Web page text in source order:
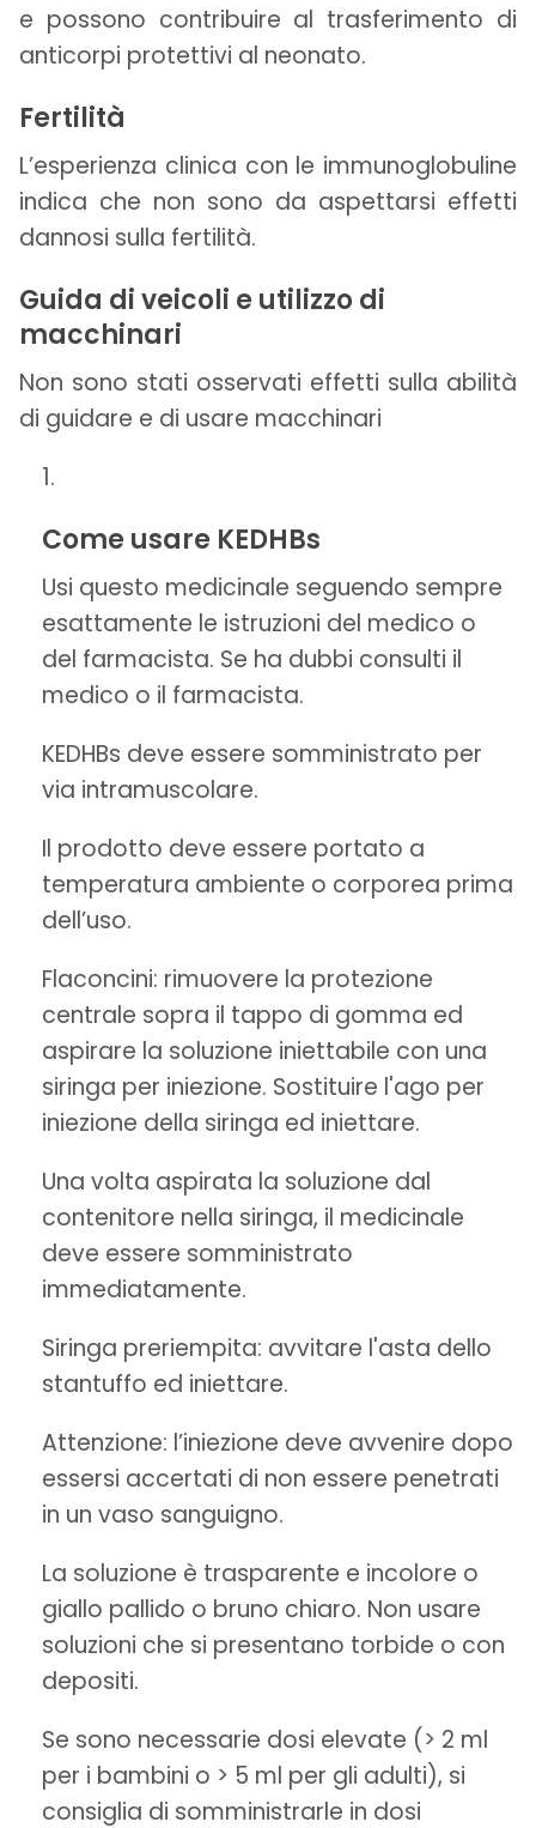
e possono contribuire al trasferimento di
anticorpi protettivi al neonato.
Fertilità
L’esperienza clinica con le immunoglobuline
indica che non sono da aspettarsi effetti
dannosi sulla fertilità.
Guida di veicoli e utilizzo di
macchinari
Non sono stati osservati effetti sulla abilità
di guidare e di usare macchinari
Come usare KEDHBs
Usi questo medicinale seguendo sempre
esattamente le istruzioni del medico o
del farmacista. Se ha dubbi consulti il
medico o il farmacista.
KEDHBs deve essere somministrato per
via intramuscolare.
Il prodotto deve essere portato a
temperatura ambiente o corporea prima
dell’uso.
Flaconcini: rimuovere la protezione
centrale sopra il tappo di gomma ed
aspirare la soluzione iniettabile con una
siringa per iniezione. Sostituire l'ago per
iniezione della siringa ed iniettare.
Una volta aspirata la soluzione dal
contenitore nella siringa, il medicinale
deve essere somministrato
immediatamente.
Siringa preriempita: avvitare l'asta dello
stantuffo ed iniettare.
Attenzione: l’iniezione deve avvenire dopo
essersi accertati di non essere penetrati
in un vaso sanguigno.
La soluzione è trasparente e incolore o
giallo pallido o bruno chiaro. Non usare
soluzioni che si presentano torbide o con
depositi.
Se sono necessarie dosi elevate (> 2 ml
per i bambini o > 5 ml per gli adulti), si
consiglia di somministrarle in dosi